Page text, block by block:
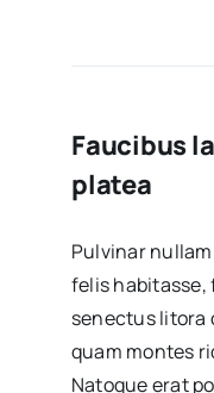
Faucibus
platea
Pulvinar
felis habitasse,
senectus litora
quam montes
Natoque erat